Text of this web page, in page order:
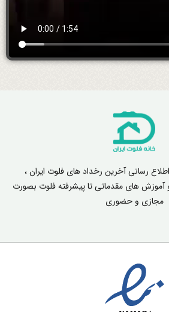
رسانی آخرین رخداد های فلوت ایران ،
آموزش های مقدماتی تا پیشرفته فلوت بصورت
مجازی و حضوری